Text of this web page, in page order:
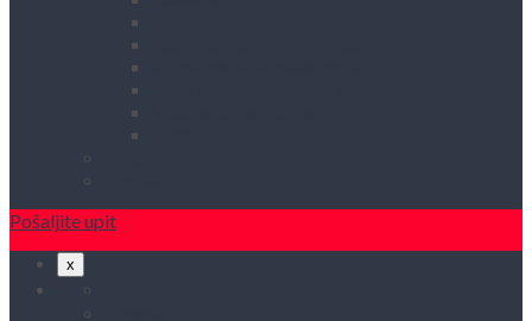
Pošaljite upit
x